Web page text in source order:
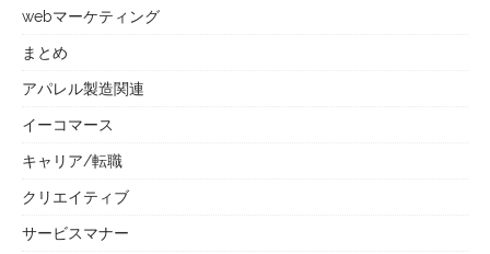
webマーケティング
まとめ
アパレル製造関連
イーコマース
キャリア/転職
クリエイティブ
サービスマナー